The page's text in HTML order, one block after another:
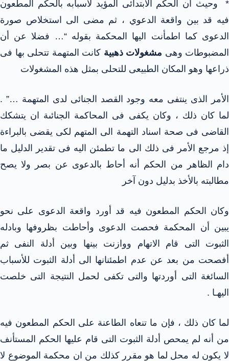
* وحيث أن الحكم الابتدائى المؤيد لاسبابه بالحكم المطعون
فيه قد بين واقعة الدعوي ، ثم مضى الى استخلاص صورة
الدعوى كما اطمأنت اليها المحكمة بقوله “… فضلا عن أن
المضبوطات وهى مشغولات ذهبية كانت المتهمة تتحلى بها فى
ذراعها وهو المكان الطبيعى للتحلى بمثل هذه المشغولات
الأمر الذى ينتفى معه وجود القصد الجنائى لدى المتهمة …” .
لما كان ذلك ، وكان يكفى فى المحاكمة الجنائىة ان يتشكك
القاضى فى صحة اسناد التهمة الى المتهم لكى يقضى بالبراءة
إذ مرجع الأمر فى ذلك الى ما تطمئن اليه فى تقدير الدليل ما
دام الظاهر من الحكم أنه أحاط بالدعوى عن بصر ولا يصح
مطالبته بالأخذ بدليل دون آخر
وكان الحكم المطعون فيه قد أورد واقعة الدعوى على نحو
يبين أن المحكمة فحصت الدعوى وأحاطت بظروفها وبادله
الثبوت التى قام الاتهام ووازنت بينها وبين أدلة النفى ثم
أفصحت من بعد عن عدم اطمئنانها الى أدلة الثبوت للأسباب
السائغة التى أوردتها والتى تكفى لحمل النتيجة التى خلصت
اليهـا .
لما كان ذلك ، فإن ما تنعاه الطاعنة على الحكم المطعون فيه
من أنه لم يمحص أدلة الثبوت التى قام عليها الحكم المستأنف
لا يكون له محل لما هو مقرر كذلك من ان محكمة الموضوع لا